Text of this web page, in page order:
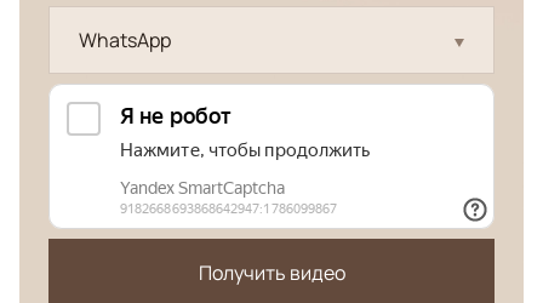
WhatsApp
Получить видео